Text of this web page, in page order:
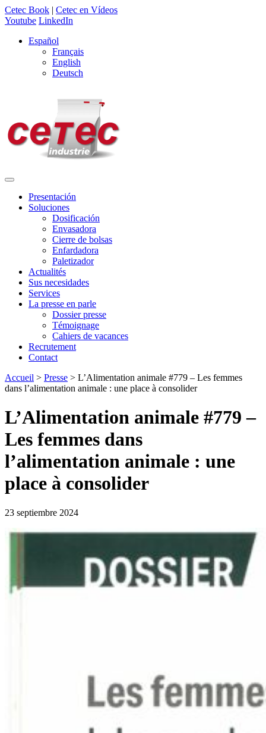
Cetec Book | Cetec en Vídeos
Youtube LinkedIn
Español
Français
English
Deutsch
Presentación
Soluciones
Dosificación
Envasadora
Cierre de bolsas
Enfardadora
Paletizador
Actualités
Sus necesidades
Services
La presse en parle
Dossier presse
Témoignage
Cahiers de vacances
Recrutement
Contact
Accueil > Presse > L’Alimentation animale #779 – Les femmes
dans l’alimentation animale : une place à consolider
L’Alimentation animale #779 –
Les femmes dans
l’alimentation animale : une
place à consolider
23 septiembre 2024